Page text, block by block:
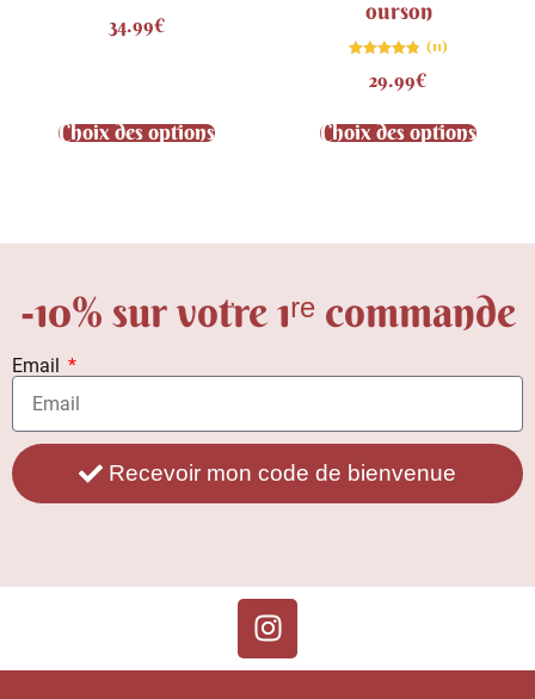
4.71
sur 5
34.99€
Choix des options
ourson
4.82
sur 5
(11)
29.99€
Choix des options
-10% sur votre 1ʳᵉ commande
Email
Recevoir mon code de bienvenue